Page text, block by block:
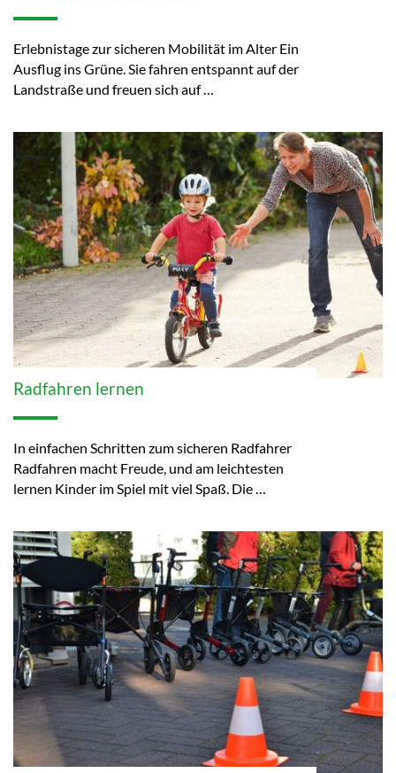
Erlebnistage zur sicheren Mobilität im Alter Ein
Ausflug ins Grüne. Sie fahren entspannt auf der
Landstraße und freuen sich auf …
Radfahren lernen
In einfachen Schritten zum sicheren Radfahrer
Radfahren macht Freude, und am leichtesten
lernen Kinder im Spiel mit viel Spaß. Die …